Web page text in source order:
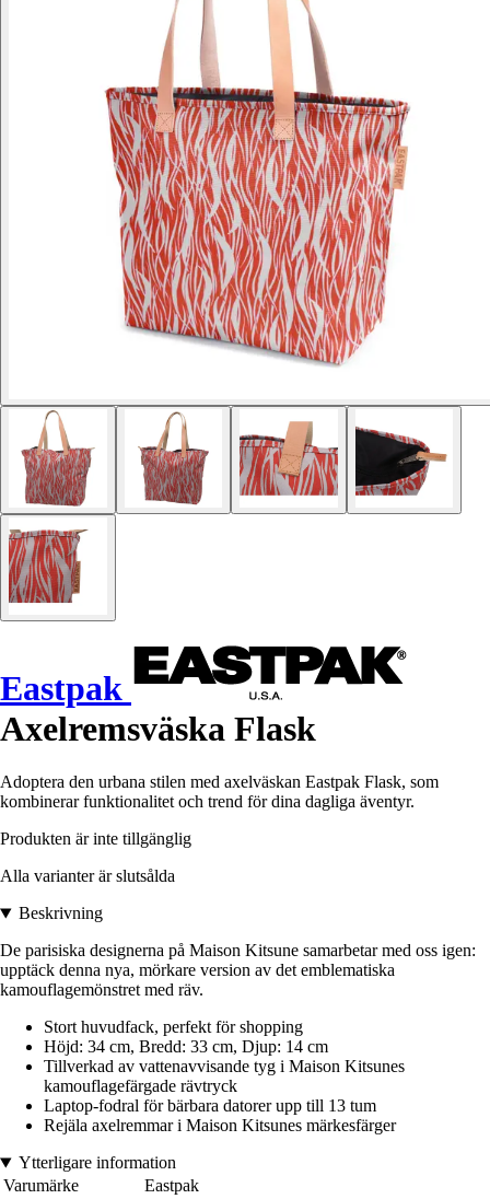
Eastpak
Axelremsväska Flask
Adoptera den urbana stilen med axelväskan Eastpak Flask, som
kombinerar funktionalitet och trend för dina dagliga äventyr.
Produkten är inte tillgänglig
Alla varianter är slutsålda
Beskrivning
De parisiska designerna på Maison Kitsune samarbetar med oss igen:
upptäck denna nya, mörkare version av det emblematiska
kamouflagemönstret med räv.
Stort huvudfack, perfekt för shopping
Höjd: 34 cm, Bredd: 33 cm, Djup: 14 cm
Tillverkad av vattenavvisande tyg i Maison Kitsunes
kamouflagefärgade rävtryck
Laptop-fodral för bärbara datorer upp till 13 tum
Rejäla axelremmar i Maison Kitsunes märkesfärger
Ytterligare information
Varumärke
Eastpak